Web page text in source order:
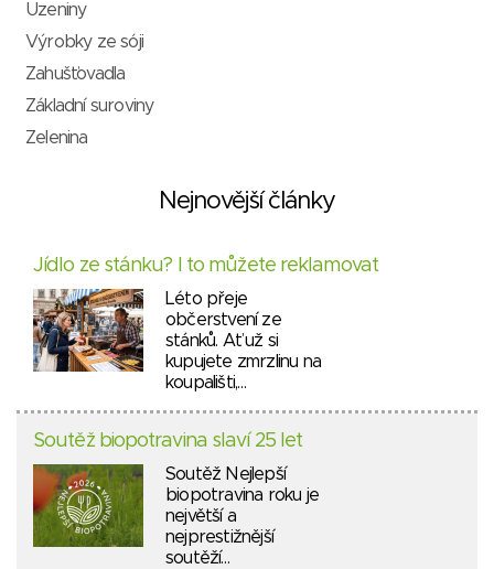
Uzeniny
Výrobky ze sóji
Zahušťovadla
Základní suroviny
Zelenina
Nejnovější články
Jídlo ze stánku? I to můžete reklamovat
Léto přeje
občerstvení ze
stánků. Ať už si
kupujete zmrzlinu na
koupališti,…
Soutěž biopotravina slaví 25 let
Soutěž Nejlepší
biopotravina roku je
největší a
nejprestižnější
soutěží…